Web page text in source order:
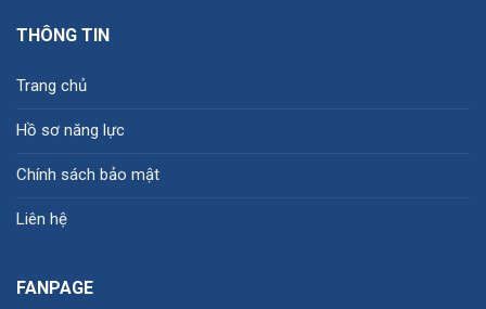
THÔNG TIN
Trang chủ
Hồ sơ năng lực
Chính sách bảo mật
Liên hệ
FANPAGE